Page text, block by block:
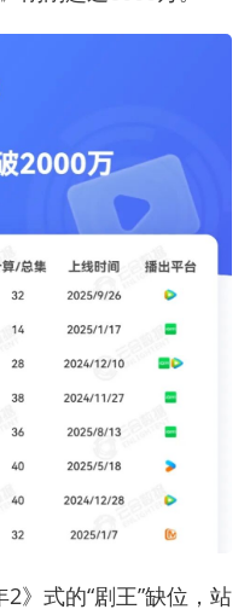
》式的“剧王”缺位，站